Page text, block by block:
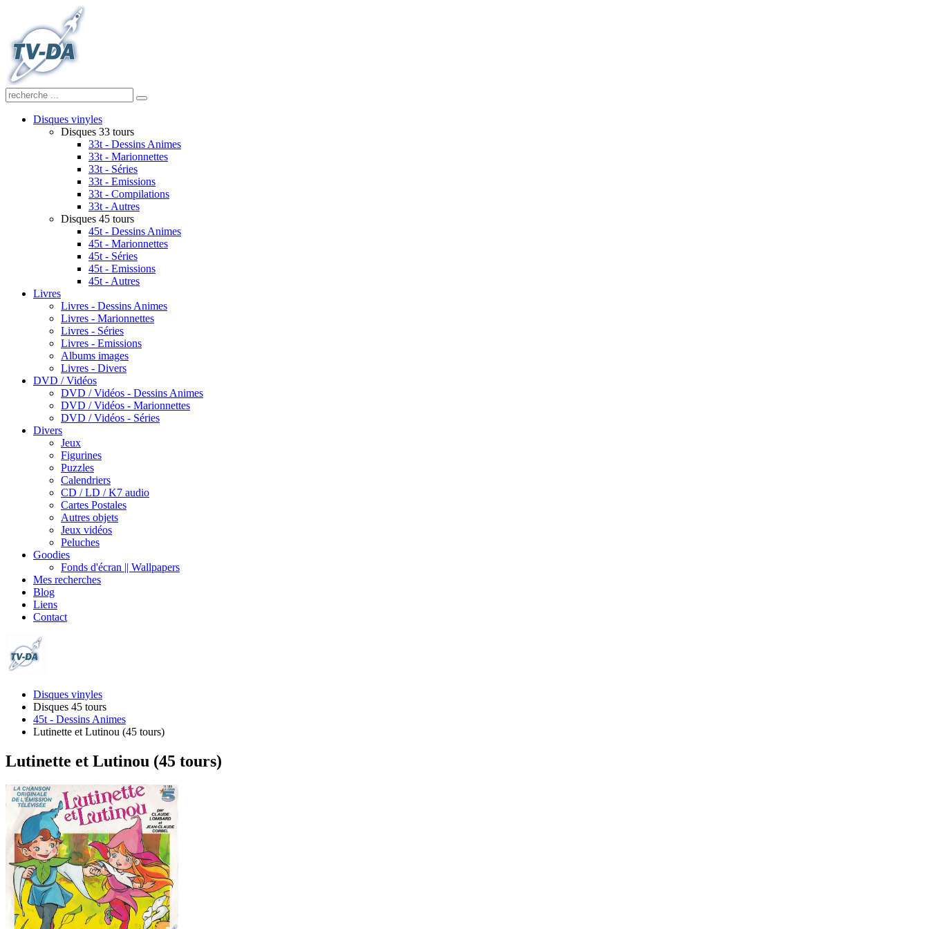
Disques vinyles
Disques 33 tours
33t - Dessins Animes
33t - Marionnettes
33t - Séries
33t - Emissions
33t - Compilations
33t - Autres
Disques 45 tours
45t - Dessins Animes
45t - Marionnettes
45t - Séries
45t - Emissions
45t - Autres
Livres
Livres - Dessins Animes
Livres - Marionnettes
Livres - Séries
Livres - Emissions
Albums images
Livres - Divers
DVD / Vidéos
DVD / Vidéos - Dessins Animes
DVD / Vidéos - Marionnettes
DVD / Vidéos - Séries
Divers
Jeux
Figurines
Puzzles
Calendriers
CD / LD / K7 audio
Cartes Postales
Autres objets
Jeux vidéos
Peluches
Goodies
Fonds d'écran || Wallpapers
Mes recherches
Blog
Liens
Contact
Disques vinyles
Disques 45 tours
45t - Dessins Animes
Lutinette et Lutinou (45 tours)
Lutinette et Lutinou (45 tours)